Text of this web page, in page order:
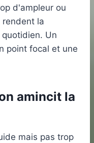
d'ampleur ou
la
Un
point focal et une
amincit la
mais pas trop